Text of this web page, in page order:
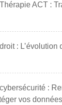
ACT :
: L’évolution
:
vos données